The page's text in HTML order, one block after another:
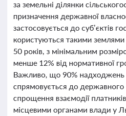
за земельні ділянки
призначення державної
застосовується до суб’єктів
користуються такими
50 років, з мінімальним
менше 12% від нормативної
Важливо, що 90% надходжень
спрямовується до
спрощення взаємодії платників
місцевими органами влади у